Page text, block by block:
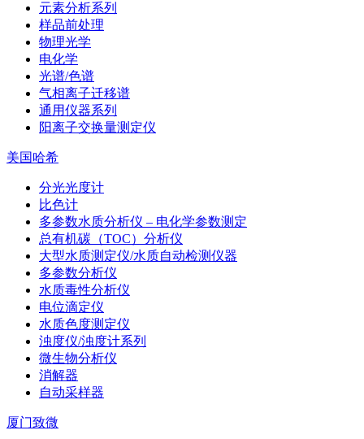
元素分析系列
样品前处理
物理光学
电化学
光谱/色谱
气相离子迁移谱
通用仪器系列
阳离子交换量测定仪
美国哈希
分光光度计
比色计
多参数水质分析仪 – 电化学参数测定
总有机碳（TOC）分析仪
大型水质测定仪/水质自动检测仪器
多参数分析仪
水质毒性分析仪
电位滴定仪
水质色度测定仪
浊度仪/浊度计系列
微生物分析仪
消解器
自动采样器
厦门致微